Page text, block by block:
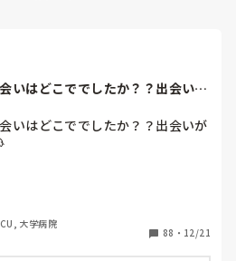
いはどこででしたか？？出会いが
いはどこででしたか？？出会いが
大学病院
88 ・ 12/21